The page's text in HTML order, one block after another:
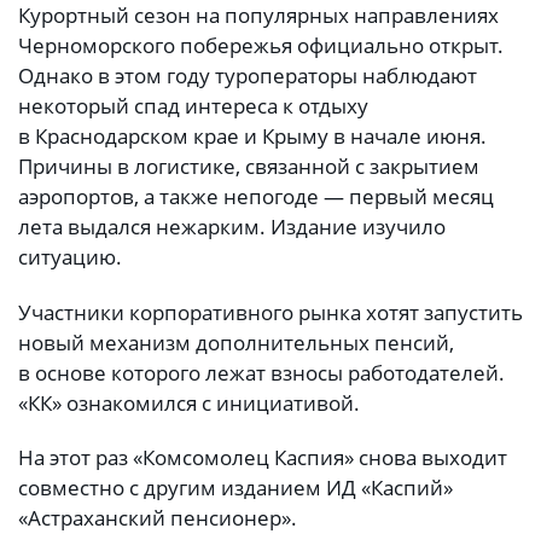
Курортный сезон на популярных направлениях
Черноморского побережья официально открыт.
Однако в этом году туроператоры наблюдают
некоторый спад интереса к отдыху
в Краснодарском крае и Крыму в начале июня.
Причины в логистике, связанной с закрытием
аэропортов, а также непогоде — первый месяц
лета выдался нежарким. Издание изучило
ситуацию.
Участники корпоративного рынка хотят запустить
новый механизм дополнительных пенсий,
в основе которого лежат взносы работодателей.
«КК» ознакомился с инициативой.
На этот раз «Комсомолец Каспия» снова выходит
совместно с другим изданием ИД «Каспий»
«Астраханский пенсионер».